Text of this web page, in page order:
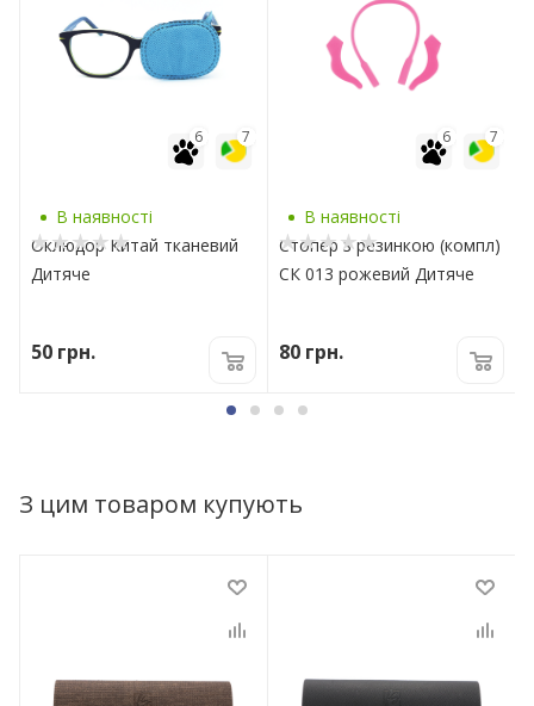
7
6
В наявності
Оклюдор Китай тканевий
Дитяче
50 грн.
7
6
В наявності
Стопер з резинкою (компл)
СК 013 рожевий Дитяче
80 грн.
З цим товаром купують